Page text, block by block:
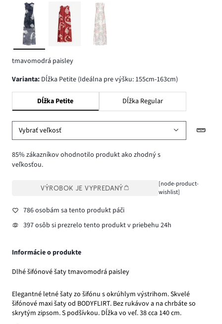
tmavomodrá paisley
varianta: Dĺžka Petite (Ideálna pre výšku: 155cm-163cm)
Dĺžka Petite Dĺžka Regular
Vybrať veľkosť
85% zákazníkov ohodnotilo produkt ako zhodný s
veľkosťou.
VÝROBOK JE VYPREDANÝ
[node-product-
wishlist]
786 osobám sa tento produkt páči
397 osôb si prezrelo tento produkt v priebehu 24h
Informácie o produkte
Dlhé šifónové šaty tmavomodrá paisley
Elegantné letné šaty zo šifónu s okrúhlym výstrihom. Skvelé
šifónové maxi šaty od BODYFLIRT. Bez rukávov a na chrbáte so
skrytým zipsom. S podšívkou. Dĺžka vo veľ. 38 cca 140 cm.